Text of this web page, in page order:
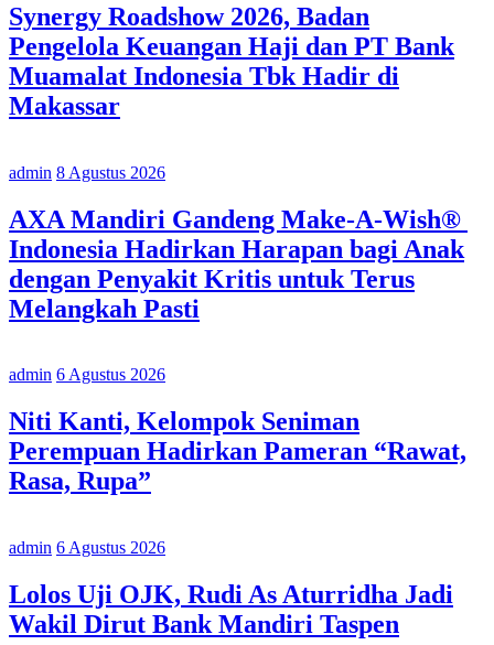
Synergy Roadshow 2026, Badan
Pengelola Keuangan Haji dan PT Bank
Muamalat Indonesia Tbk Hadir di
Makassar
admin 8 Agustus 2026
AXA Mandiri Gandeng Make-A-Wish®
Indonesia Hadirkan Harapan bagi Anak
dengan Penyakit Kritis untuk Terus
Melangkah Pasti
admin 6 Agustus 2026
Niti Kanti, Kelompok Seniman
Perempuan Hadirkan Pameran “Rawat,
Rasa, Rupa”
admin 6 Agustus 2026
Lolos Uji OJK, Rudi As Aturridha Jadi
Wakil Dirut Bank Mandiri Taspen